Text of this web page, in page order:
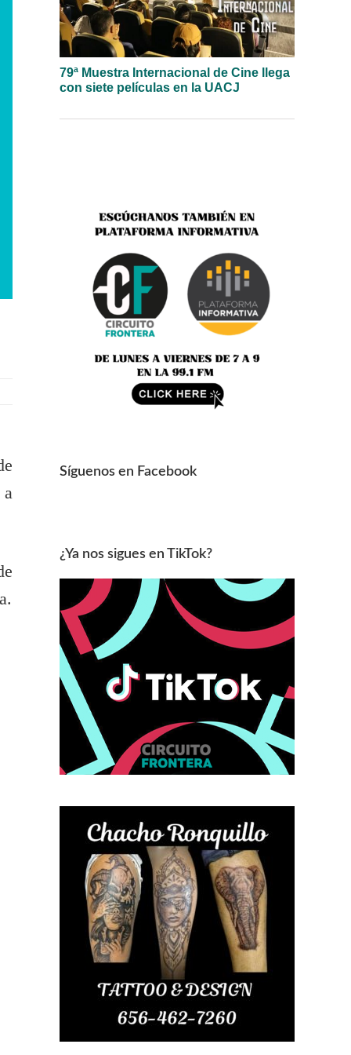
a
79ª Muestra Internacional de Cine llega
con siete películas en la UACJ
Síguenos en Facebook
¿Ya nos sigues en TikTok?